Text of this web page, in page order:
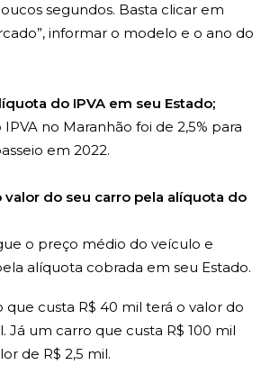
segundos. Basta clicar em
informar o modelo e o ano do
do IPVA em seu Estado;
no Maranhão foi de 2,5% para
em 2022.
do seu carro pela alíquota do
o preço médio do veículo e
alíquota cobrada em seu Estado.
que custa R$ 40 mil terá o valor do
Já um carro que custa R$ 100 mil
de R$ 2,5 mil.